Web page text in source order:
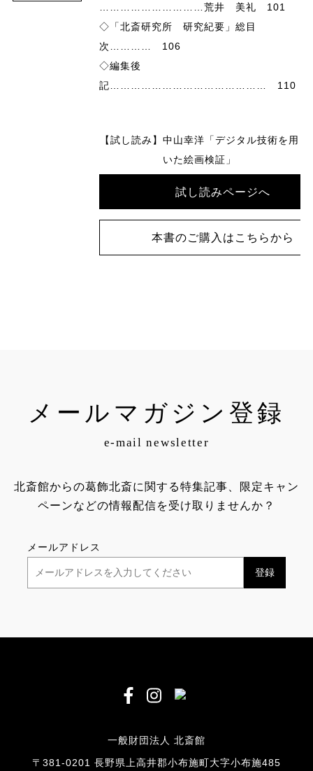
…………………………荒井 美礼 101
◇「北斎研究所 研究紀要」総目
次………… 106
◇編集後
記……………………………………… 110
【試し読み】中山幸洋「デジタル技術を用
いた絵画検証」
試し読みページへ
本書のご購入はこちらから
メールマガジン登録
e-mail newsletter
北斎館からの葛飾北斎に関する特集記事、限定キャン
ペーンなどの情報配信を受け取りませんか？
メールアドレス
一般財団法人 北斎館
〒381-0201 長野県上高井郡小布施町大字小布施485